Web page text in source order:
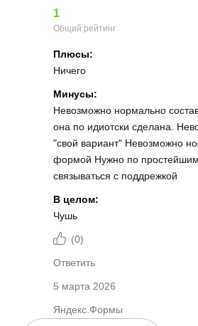
1
Общий рейтинг
Плюсы:
Ничего
Минусы:
Невозможно нормально
она по идиотски сделана.
"свой вариант" Невозможно
формой Нужно по
связываться с поддрежкой
В целом:
Чушь
(0)
Ответить
5 марта 2026
Яндекс.Формы